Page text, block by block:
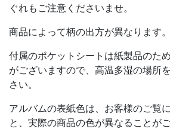
ぐれもご注意くださいませ。
商品によって柄の出方が異なります。
付属のポケットシートは紙製品のた
がございますので、高温多湿の場所
さい。
アルバムの表紙色は、お客様のご覧
と、実際の商品の色が異なることがご